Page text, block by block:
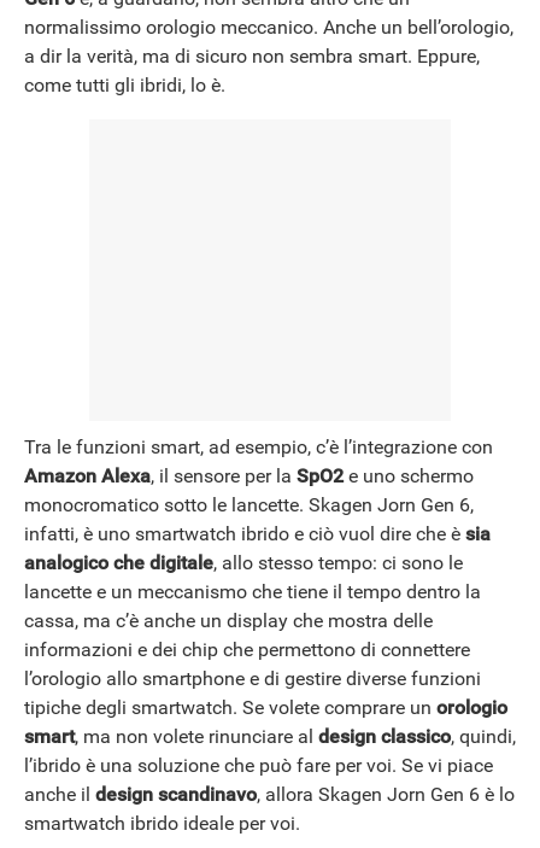
normalissimo orologio meccanico. Anche un bell’orologio,
a dir la verità, ma di sicuro non sembra smart. Eppure,
come tutti gli ibridi, lo è.
Tra le funzioni smart, ad esempio, c’è l’integrazione con
Amazon Alexa, il sensore per la SpO2e uno schermo
monocromatico sotto le lancette. Skagen Jorn Gen 6,
infatti, è uno smartwatch ibrido e ciò vuol dire che è sia
analogico che digitale, allo stesso tempo: ci sono le
lancette e un meccanismo che tiene il tempo dentro la
cassa, ma c’è anche un display che mostra delle
informazioni e dei chip che permettono di connettere
l’orologio allo smartphone e di gestire diverse funzioni
tipiche degli smartwatch. Se volete comprare un orologio
smart, ma non volete rinunciare al design classico, quindi,
l’ibrido è una soluzione che può fare per voi. Se vi piace
anche il design scandinavo, allora Skagen Jorn Gen 6 è lo
smartwatch ibrido ideale per voi.